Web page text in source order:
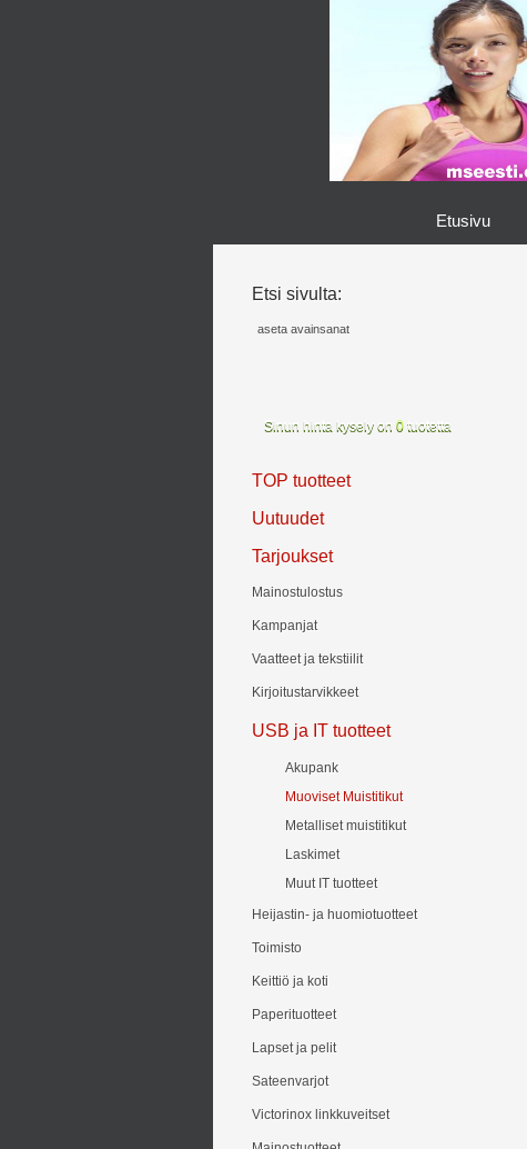
Etusivu
Etsi sivulta:
Sinun hinta kysely on 0tuotetta
TOP tuotteet
Uutuudet
Tarjoukset
Mainostulostus
Kampanjat
Vaatteet ja tekstiilit
Kirjoitustarvikkeet
USB ja IT tuotteet
Akupank
Muoviset Muistitikut
Metalliset muistitikut
Laskimet
Muut IT tuotteet
Heijastin- ja huomiotuotteet
Toimisto
Keittiö ja koti
Paperituotteet
Lapset ja pelit
Sateenvarjot
Victorinox linkkuveitset